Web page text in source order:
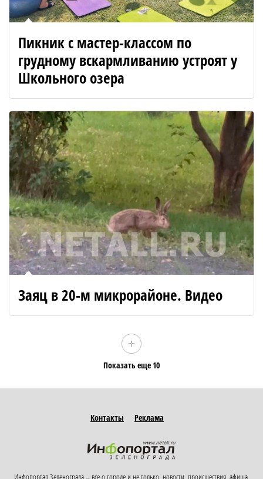
Пикник с мастер-классом по
грудному вскармливанию устроят у
Школьного озера
Заяц в 20-м микрорайоне. Видео
Показать еще 10
Контакты Реклама
Инфопортал Зеленограда – все о городе и не только, новости, происшествия, афиша,